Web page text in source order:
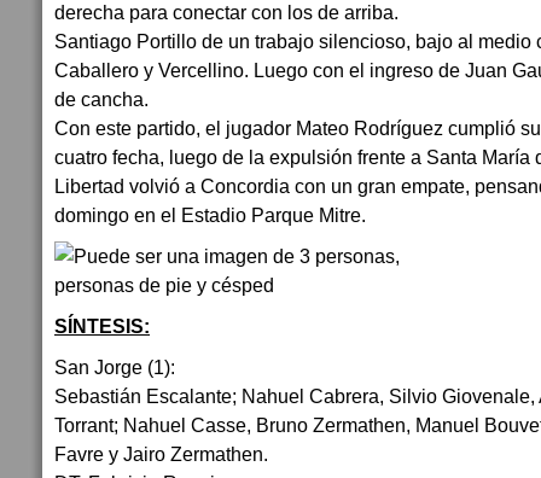
derecha para conectar con los de arriba.
Santiago Portillo de un trabajo silencioso, bajo al medio
Caballero y Vercellino. Luego con el ingreso de Juan
de cancha.
Con este partido, el jugador Mateo Rodríguez cumplió
cuatro fecha, luego de la expulsión frente a Santa María
Libertad volvió a Concordia con un gran empate,
domingo en el Estadio Parque Mitre.
SÍNTESIS:
San Jorge (1):
Sebastián Escalante; Nahuel Cabrera, Silvio
Torrant; Nahuel Casse, Bruno Zermathen, Manuel
Favre y Jairo Zermathen.